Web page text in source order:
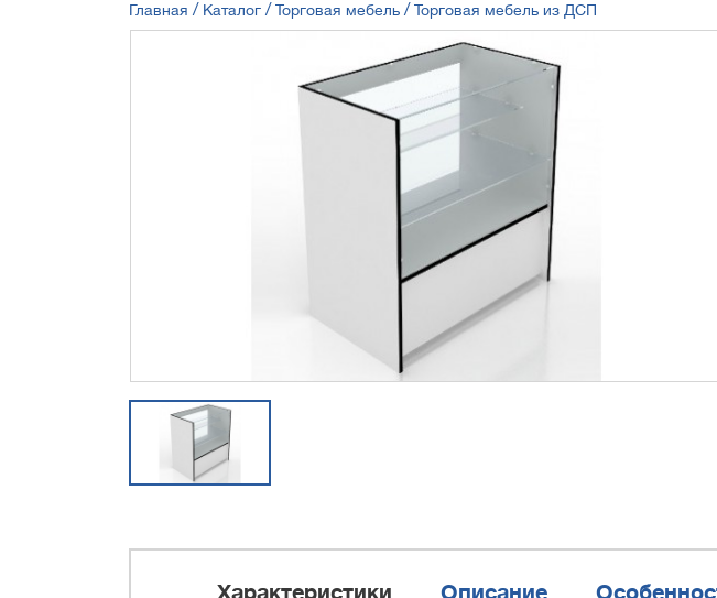
СТРОКА
НАВИГАЦИИ
Главная Каталог Торговая мебель Торговая мебель из ДСП
Характеристики Описание